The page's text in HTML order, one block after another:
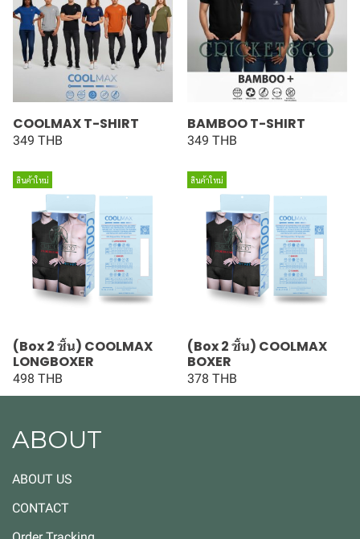
COOLMAX T-SHIRT
349 THB
BAMBOO T-SHIRT
349 THB
สินค้าใหม่
(Box 2 ชิ้น) COOLMAX
LONGBOXER
498 THB
สินค้าใหม่
(Box 2 ชิ้น) COOLMAX
BOXER
378 THB
ABOUT
ABOUT US
CONTACT